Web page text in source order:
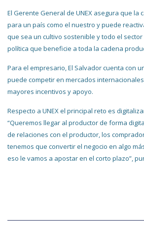
El Gerente General de UNEX asegura que la
para un país como el nuestro y puede
que sea un cultivo sostenible y todo el
política que beneficie a toda la cadena
Para el empresario, El Salvador cuenta con
puede competir en mercados
mayores incentivos y apoyo.
Respecto a UNEX el principal reto es
“Queremos llegar al productor de forma
de relaciones con el productor, los
tenemos que convertir el negocio en algo
eso le vamos a apostar en el corto plazo”,